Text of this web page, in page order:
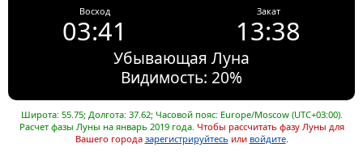
Восход
03:41
Закат
13:38
Убывающая Луна
Видимость: 20%
Широта: 55.75; Долгота: 37.62; Часовой пояс: Europe/Moscow (UTC+03:00).
Расчет фазы Луны на январь 2019 года. Чтобы рассчитать фазу Луны для
Вашего города зарегистрируйтесь или войдите.